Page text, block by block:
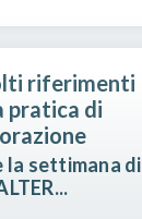
riferimenti
pratica di
la settimana di